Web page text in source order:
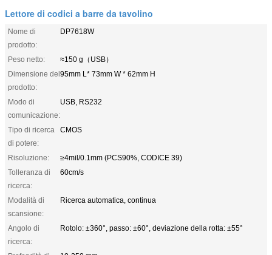
Lettore di codici a barre da tavolino
Nome di
prodotto:
DP7618W
Peso netto:
≈150 g（USB）
Dimensione del
prodotto:
95mm L* 73mm W * 62mm H
Modo di
comunicazione:
USB, RS232
Tipo di ricerca
di potere:
CMOS
Risoluzione:
≥4mil/0.1mm (PCS90%, CODICE 39)
Tolleranza di
ricerca:
60cm/s
Modalità di
scansione:
Ricerca automatica, continua
Angolo di
ricerca:
Rotolo: ±360°, passo: ±60°, deviazione della rotta: ±55°